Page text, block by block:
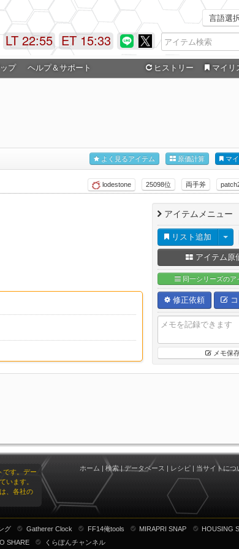
言語選
ET 15:33
LT 22:55
プ ヘルプ＆サポート ヒストリー マイリ
マ
原価計算
よく見るアイテム
両手斧
25098位
lodestone
アイテムメニュー
リスト追加
アイテム原
同一シリーズのア
修正依頼
メモ保
です。デー
います。
、各社の
ホーム 検索| データベース レシピ 当サイトにつ
グ Gatherer Clock FF14俺tools MIRAPRI SNAP
HOUSING
SHARE くらぽんチャンネル